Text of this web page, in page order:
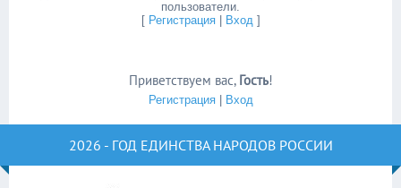
пользователи.
[ Регистрация| Вход ]
Приветствуем вас, Гость!
Регистрация| Вход
2026 - ГОД ЕДИНСТВА НАРОДОВ РОССИИ